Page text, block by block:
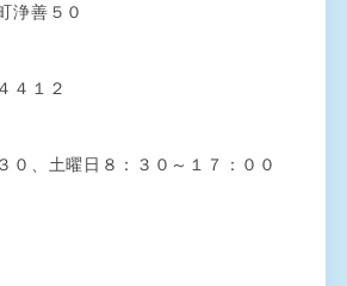
浄善５０
４１２
０、土曜日８：３０～１７：００